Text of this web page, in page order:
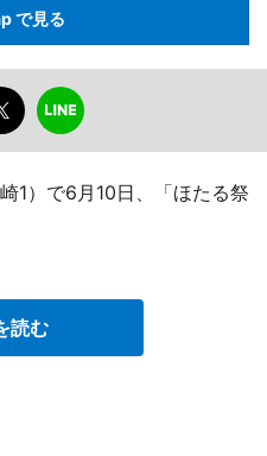
で見る
1）で6月10日、「ほたる祭
読む